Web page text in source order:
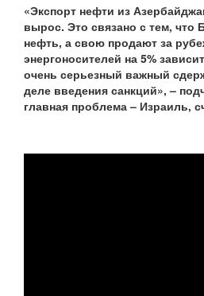
«Экспорт нефти из
вырос. Это связано с тем, что
нефть, а свою продают за
энергоносителей на 5%
очень серьезный важный
деле введения санкций», –
главная проблема – Израиль,